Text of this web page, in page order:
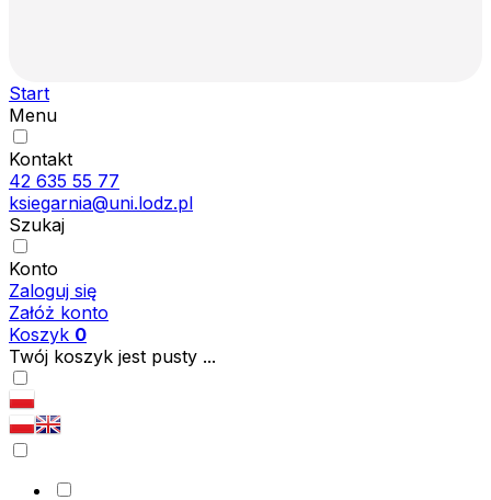
Start
Menu
Kontakt
42 635 55 77
ksiegarnia@uni.lodz.pl
Szukaj
Konto
Zaloguj się
Załóż konto
Koszyk 0
Twój koszyk jest pusty ...